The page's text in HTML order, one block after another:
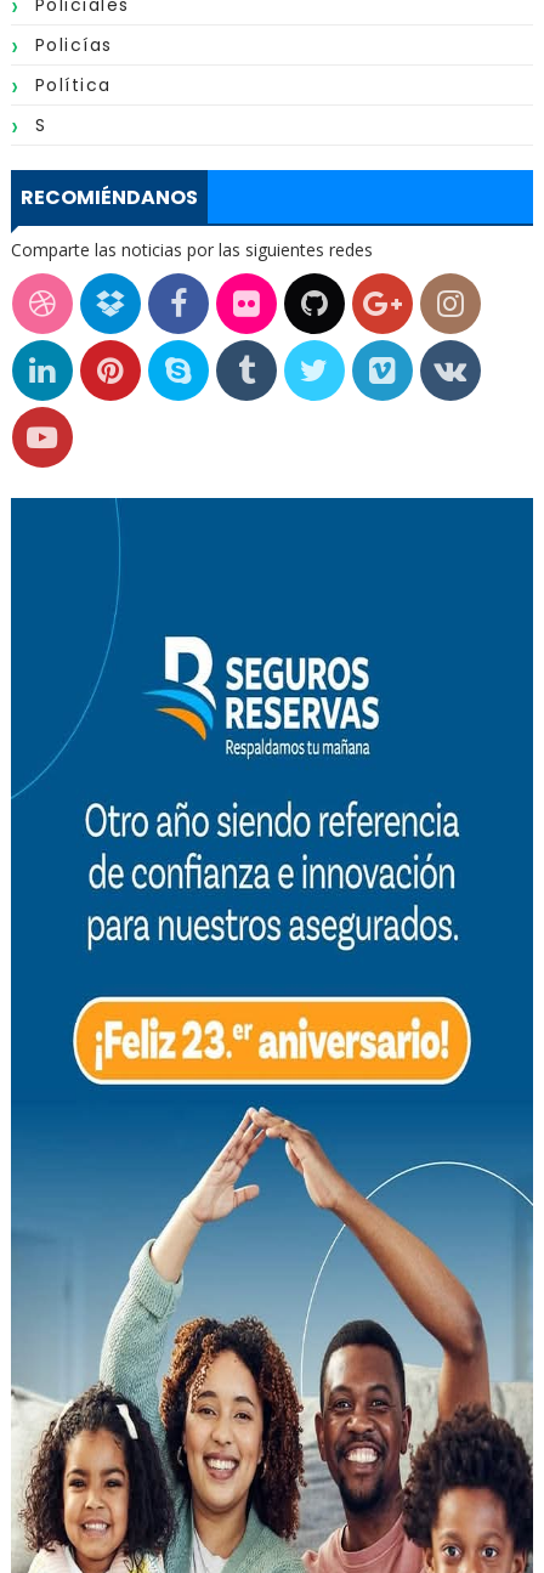
Policiales
Policías
Política
S
RECOMIÉNDANOS
Comparte las noticias por las siguientes redes